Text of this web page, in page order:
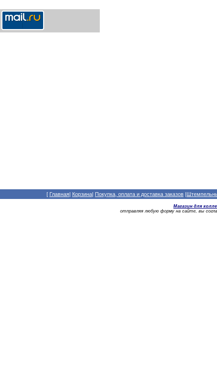
[ Главная| Корзина| Покупка, оплата и доставка заказов |
Магазин для
отправляя любую форму на сайте, вы